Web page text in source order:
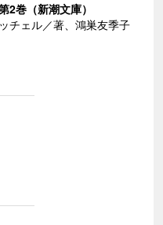
巻（新潮文庫）
チェル／著、鴻巣友季子